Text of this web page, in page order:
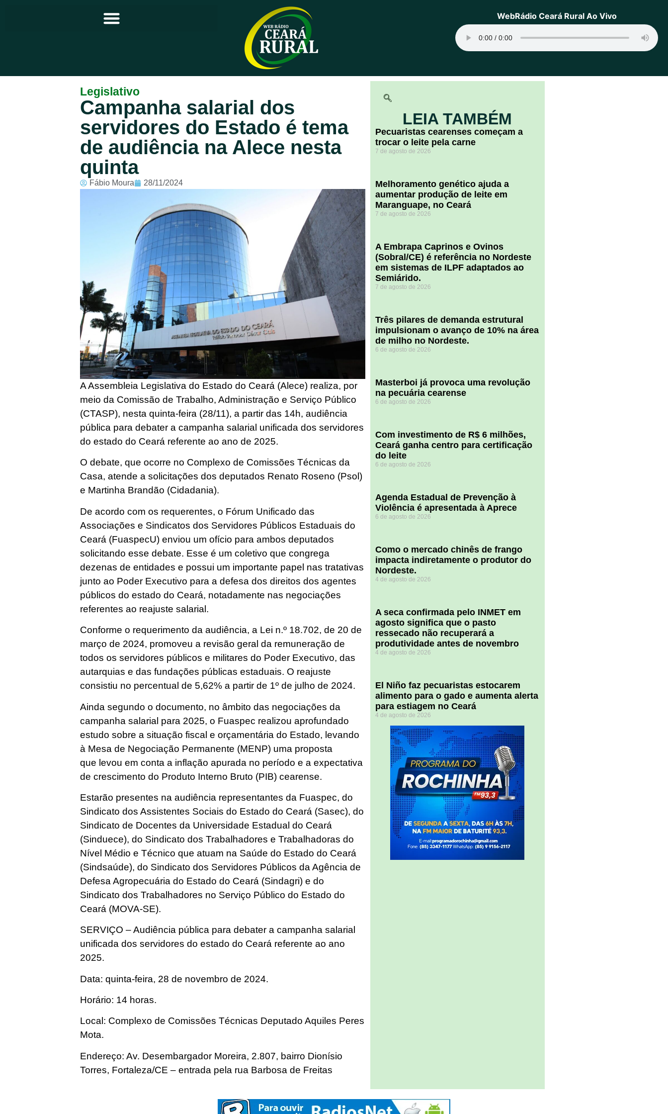
Principal
Notícias
Programação
Equipe
Contato
Sobre
WebRádio Ceará Rural Ao Vivo
Legislativo
Campanha salarial dos
servidores do Estado é tema
de audiência na Alece nesta
quinta
Fábio Moura 28/11/2024
A Assembleia Legislativa do Estado do Ceará (Alece) realiza, por
meio da Comissão de Trabalho, Administração e Serviço Público
(CTASP), nesta quinta-feira (28/11), a partir das 14h, audiência
pública para debater a campanha salarial unificada dos servidores
do estado do Ceará referente ao ano de 2025.
O debate, que ocorre no Complexo de Comissões Técnicas da
Casa, atende a solicitações dos deputados Renato Roseno (Psol)
e Martinha Brandão (Cidadania).
De acordo com os requerentes, o Fórum Unificado das
Associações e Sindicatos dos Servidores Públicos Estaduais do
Ceará (FuaspecU) enviou um ofício para ambos deputados
solicitando esse debate. Esse é um coletivo que congrega
dezenas de entidades e possui um importante papel nas tratativas
junto ao Poder Executivo para a defesa dos direitos dos agentes
públicos do estado do Ceará, notadamente nas negociações
referentes ao reajuste salarial.
Conforme o requerimento da audiência, a Lei n.º 18.702, de 20 de
março de 2024, promoveu a revisão geral da remuneração de
todos os servidores públicos e militares do Poder Executivo, das
autarquias e das fundações públicas estaduais. O reajuste
consistiu no percentual de 5,62% a partir de 1º de julho de 2024.
Ainda segundo o documento, no âmbito das negociações da
campanha salarial para 2025, o Fuaspec realizou aprofundado
estudo sobre a situação fiscal e orçamentária do Estado, levando
à Mesa de Negociação Permanente (MENP) uma proposta
que levou em conta a inflação apurada no período e a expectativa
de crescimento do Produto Interno Bruto (PIB) cearense.
Estarão presentes na audiência representantes da Fuaspec, do
Sindicato dos Assistentes Sociais do Estado do Ceará (Sasec), do
Sindicato de Docentes da Universidade Estadual do Ceará
(Sinduece), do Sindicato dos Trabalhadores e Trabalhadoras do
Nível Médio e Técnico que atuam na Saúde do Estado do Ceará
(Sindsaúde), do Sindicato dos Servidores Públicos da Agência de
Defesa Agropecuária do Estado do Ceará (Sindagri) e do
Sindicato dos Trabalhadores no Serviço Público do Estado do
Ceará (MOVA-SE).
SERVIÇO – Audiência pública para debater a campanha salarial
unificada dos servidores do estado do Ceará referente ao ano
2025.
Data: quinta-feira, 28 de novembro de 2024.
Horário: 14 horas.
Local: Complexo de Comissões Técnicas Deputado Aquiles Peres
Mota.
Endereço: Av. Desembargador Moreira, 2.807, bairro Dionísio
Torres, Fortaleza/CE – entrada pela rua Barbosa de Freitas
LEIA TAMBÉM
Pecuaristas cearenses começam a
trocar o leite pela carne
7 de agosto de 2026
Melhoramento genético ajuda a
aumentar produção de leite em
Maranguape, no Ceará
7 de agosto de 2026
A Embrapa Caprinos e Ovinos
(Sobral/CE) é referência no Nordeste
em sistemas de ILPF adaptados ao
Semiárido.
7 de agosto de 2026
​Três pilares de demanda estrutural
impulsionam o avanço de 10% na área
de milho no Nordeste.
6 de agosto de 2026
Masterboi já provoca uma revolução
na pecuária cearense
6 de agosto de 2026
Com investimento de R$ 6 milhões,
Ceará ganha centro para certificação
do leite
6 de agosto de 2026
Agenda Estadual de Prevenção à
Violência é apresentada à Aprece
6 de agosto de 2026
​Como o mercado chinês de frango
impacta indiretamente o produtor do
Nordeste.
4 de agosto de 2026
A seca confirmada pelo INMET em
agosto significa que o pasto
ressecado não recuperará a
produtividade antes de novembro
4 de agosto de 2026
El Niño faz pecuaristas estocarem
alimento para o gado e aumenta alerta
para estiagem no Ceará
4 de agosto de 2026